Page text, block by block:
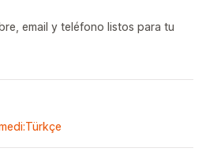
email y teléfono listos para tu